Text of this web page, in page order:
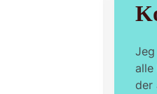
alle
der